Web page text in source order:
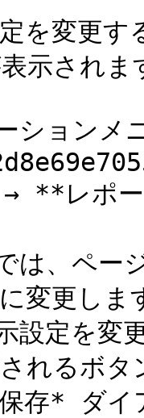
定を変更
示されま
ション
レポー
、ペー
変更しま
設定を
れるボタ
* ダイ